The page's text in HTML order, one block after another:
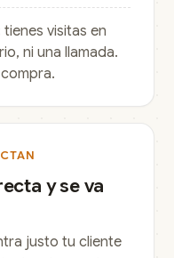
tienes visitas en
ni una llamada.
y se va
justo tu cliente